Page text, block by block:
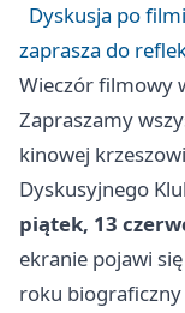
Dyskusja po
zaprasza do
Wieczór filmowy
Zapraszamy
kinowej
Dyskusyjnego
piątek, 13
ekranie pojawi
roku